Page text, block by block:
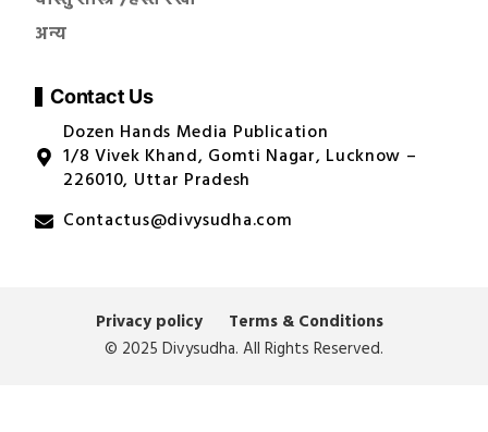
अन्य
Contact Us
Dozen Hands Media Publication
1/8 Vivek Khand, Gomti Nagar, Lucknow –
226010, Uttar Pradesh
Contactus@divysudha.com
Privacy policy
Terms & Conditions
© 2025 Divysudha. All Rights Reserved.